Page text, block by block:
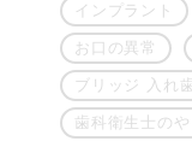
インプラント
お口の異常
ブリッジ 入れ歯
歯科衛生士の